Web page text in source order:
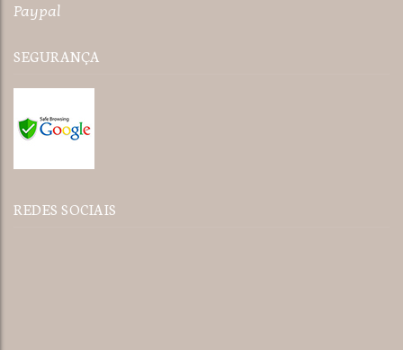
Paypal
SEGURANÇA
REDES SOCIAIS